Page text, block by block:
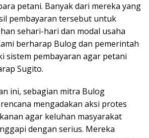
petani. Banyak dari mereka yang
pembayaran tersebut untuk
sehari-hari dan modal usaha
berharap Bulog dan pemerintah
sistem pembayaran agar petani
Sugito.
ini, sebagian mitra Bulog
mengadakan aksi protes
agar keluhan masyarakat
dengan serius. Mereka